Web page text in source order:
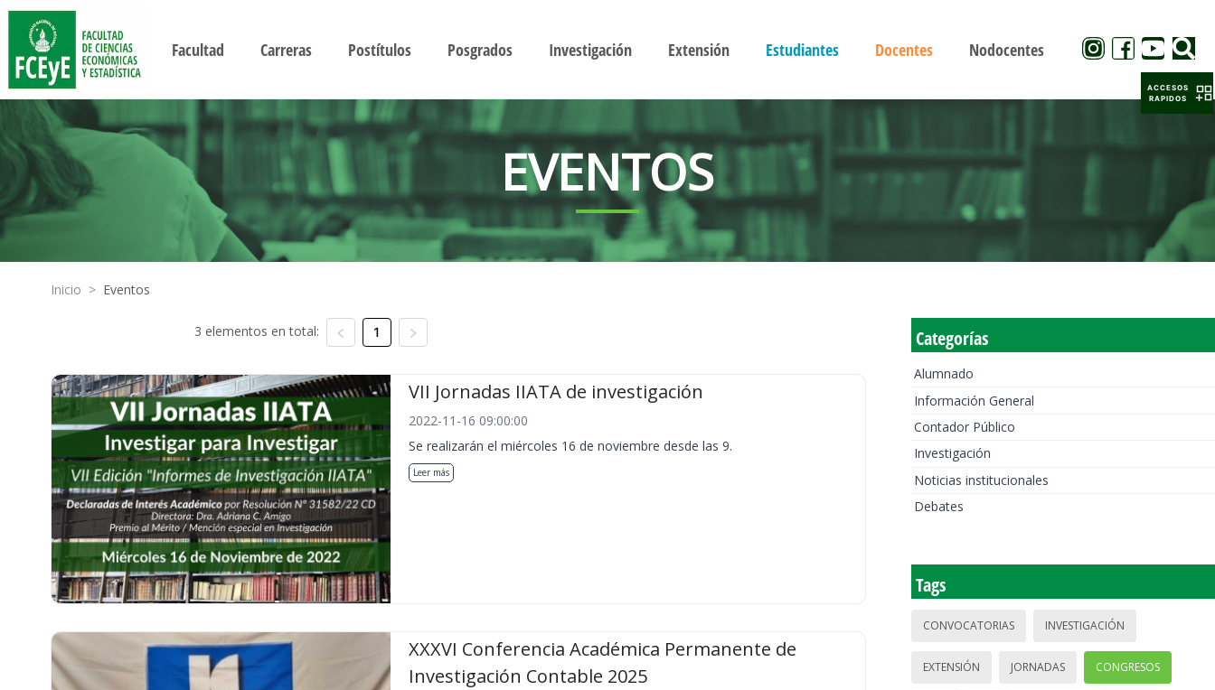
Facultad Carreras Postítulos Posgrados Investigación Extensión Estudiantes Docentes Nodocentes
EVENTOS
Inicio > Eventos
3 elementos en total: 1
VII Jornadas IIATA de investigación
2022-11-16 09:00:00
Se realizarán el miércoles 16 de noviembre desde las 9.
Leer más
XXXVI Conferencia Académica Permanente de
Investigación Contable 2025
Categorías
Alumnado
Información General
Contador Público
Investigación
Noticias institucionales
Debates
Tags
CONVOCATORIAS INVESTIGACIÓN
EXTENSIÓN JORNADAS CONGRESOS
ACCESOS
RAPIDOS